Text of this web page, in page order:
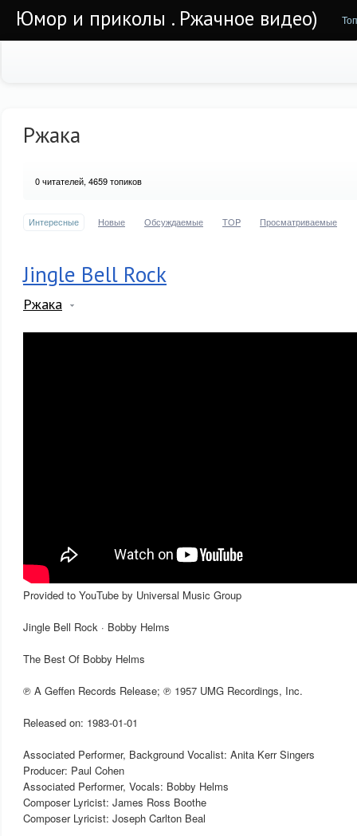
Юмор и приколы . Ржачное видео)
Ржака
0читателей, 4659 топиков
Интересные Новые Обсуждаемые TOP Просматриваемые
Jingle Bell Rock
Ржака
Provided to YouTube by Universal Music Group
Jingle Bell Rock · Bobby Helms
The Best Of Bobby Helms
℗ A Geffen Records Release; ℗ 1957 UMG Recordings, Inc.
Released on: 1983-01-01
Associated Performer, Background Vocalist: Anita Kerr Singers
Producer: Paul Cohen
Associated Performer, Vocals: Bobby Helms
Composer Lyricist: James Ross Boothe
Composer Lyricist: Joseph Carlton Beal